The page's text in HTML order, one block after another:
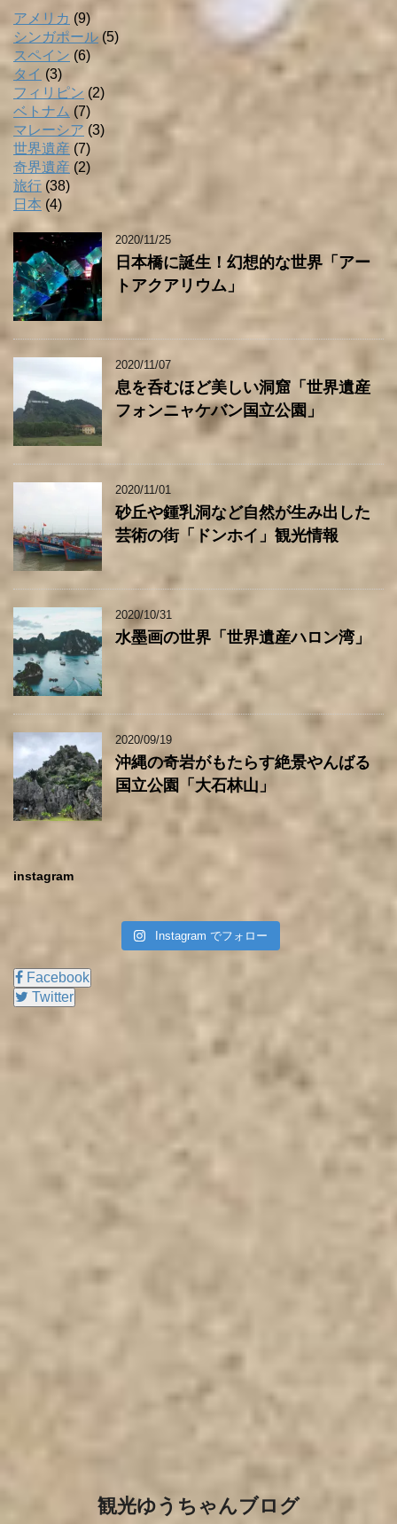
アメリカ (9)
シンガポール (5)
スペイン (6)
タイ (3)
フィリピン (2)
ベトナム (7)
マレーシア (3)
世界遺産 (7)
奇界遺産 (2)
旅行 (38)
日本 (4)
2020/11/25
日本橋に誕生！幻想的な世界「アー
トアクアリウム」
2020/11/07
息を呑むほど美しい洞窟「世界遺産
フォンニャケバン国立公園」
2020/11/01
砂丘や鍾乳洞など自然が生み出した
芸術の街「ドンホイ」観光情報
2020/10/31
水墨画の世界「世界遺産ハロン湾」
2020/09/19
沖縄の奇岩がもたらす絶景やんばる
国立公園「大石林山」
instagram
Instagram でフォロー
Facebook
Twitter
観光ゆうちゃんブログ